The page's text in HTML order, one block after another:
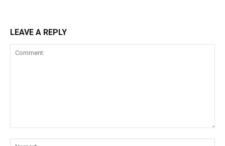
LEAVE A REPLY